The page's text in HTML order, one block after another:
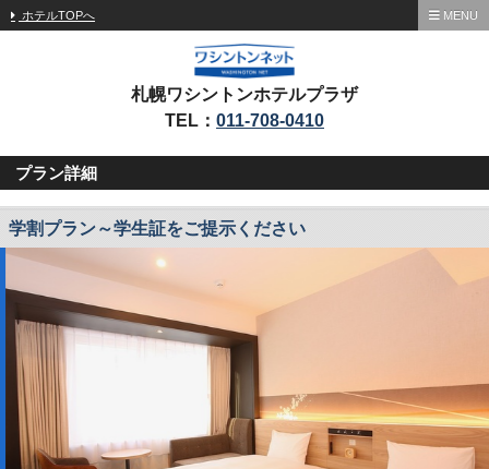
ホテルTOPへ MENU
札幌ワシントンホテルプラザ
TEL： 011-708-0410
プラン詳細
学割プラン～学生証をご提示ください